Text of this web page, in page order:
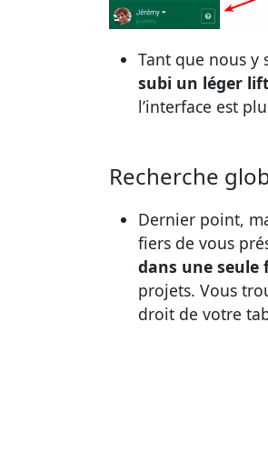
Tant que nous y
subi un léger
l’interface est
Recherche
Dernier point,
fiers de vous
dans une seule
projets. Vous
droit de votre